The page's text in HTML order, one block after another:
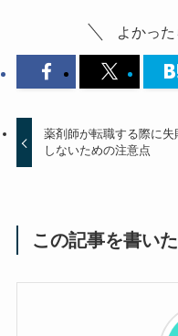
よかっ
薬剤師が転職する際に失
しないための注意点
この記事を書い